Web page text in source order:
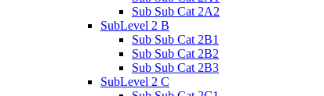
Sub Sub Cat 2A2
SubLevel 2 B
Sub Sub Cat 2B1
Sub Sub Cat 2B2
Sub Sub Cat 2B3
SubLevel 2 C